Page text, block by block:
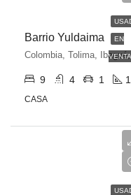
EN
VENTA
Barrio Yuldaima
Colombia, Tolima,
9 4 1
CASA